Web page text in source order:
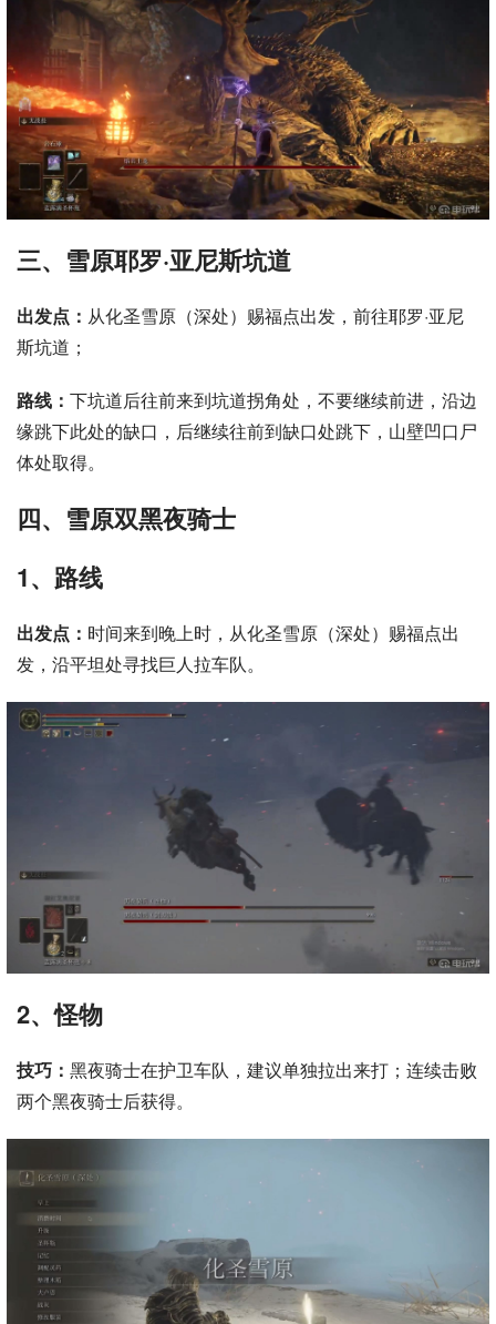
三、雪原耶罗·亚尼斯坑道
出发点： 从化圣雪原（深处）赐福点出发，前往耶罗·亚尼
斯坑道；
路线： 下坑道后往前来到坑道拐角处，不要继续前进，沿边
缘跳下此处的缺口，后继续往前到缺口处跳下，山壁凹口尸
体处取得。
四、雪原双黑夜骑士
1、路线
出发点： 时间来到晚上时，从化圣雪原（深处）赐福点出
发，沿平坦处寻找巨人拉车队。
2、怪物
技巧： 黑夜骑士在护卫车队，建议单独拉出来打；连续击败
两个黑夜骑士后获得。